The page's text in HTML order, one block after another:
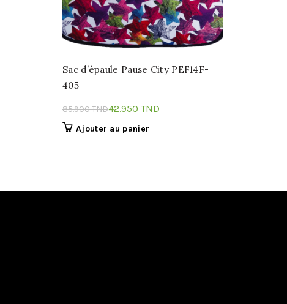
Sac d’épaule Pause City PEF14F-
405
85.900TND42.950 TND
Ajouter au panier